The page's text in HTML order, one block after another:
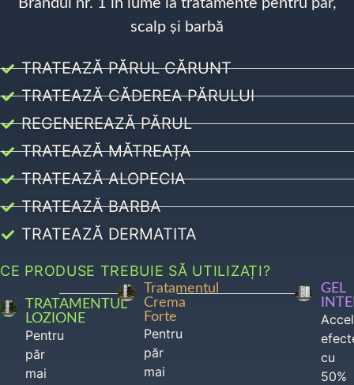
Brandul nr. 1 în lume la tratamente pentru păr,
scalp și barbă
TRATEAZĂ PĂRUL CĂRUNT
TRATEAZĂ CĂDEREA PĂRULUI
REGENEREAZĂ PĂRUL
TRATEAZĂ MĂTREAȚA
TRATEAZĂ ALOPECIA
TRATEAZĂ BARBA
TRATEAZĂ DERMATITA
CE PRODUSE TREBUIE SĂ UTILIZAȚI?
TRATAMENTUL
LOZIONE
Pentru
păr
mai
Tratamentul
Crema
Forte
Pentru
păr
mai
GEL
cu
50%